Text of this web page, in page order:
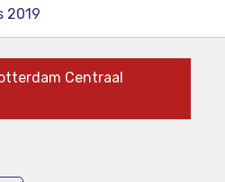
2019
Centraal